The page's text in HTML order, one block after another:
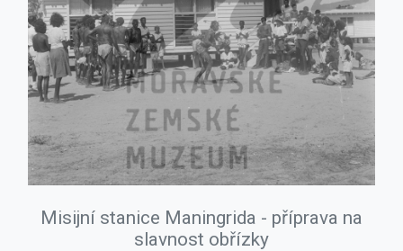
Misijní stanice Maningrida - příprava na
slavnost obřízky